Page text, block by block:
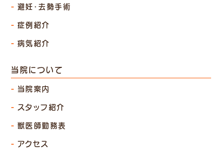
避妊・去勢手術
症例紹介
病気紹介
当院について
当院案内
スタッフ紹介
獣医師勤務表
アクセス